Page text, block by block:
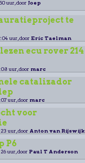
uur, door Joep
te
uur, door Eric Taelman
ecu rover 214
uur, door marc
catalizador
uur, door marc
voor
uur, door Anton van Rijswijk
P6
uur, door Paul T Anderson